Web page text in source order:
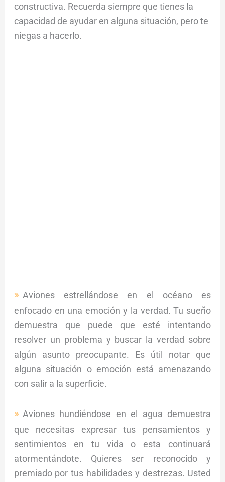
constructiva. Recuerda siempre que tienes la
capacidad de ayudar en alguna situación, pero te
niegas a hacerlo.
Aviones estrellándose en el océano es
enfocado en una emoción y la verdad. Tu sueño
demuestra que puede que esté intentando
resolver un problema y buscar la verdad sobre
algún asunto preocupante. Es útil notar que
alguna situación o emoción está amenazando
con salir a la superficie.
Aviones hundiéndose en el agua demuestra
que necesitas expresar tus pensamientos y
sentimientos en tu vida o esta continuará
atormentándote. Quieres ser reconocido y
premiado por tus habilidades y destrezas. Usted